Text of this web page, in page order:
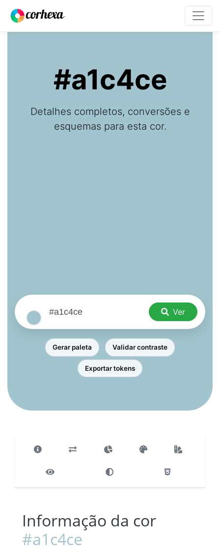
#a1c4ce
Detalhes completos, conversões e
esquemas para esta cor.
Ver
Gerar paleta Validar contraste
Exportar tokens
Informação da cor
#a1c4ce